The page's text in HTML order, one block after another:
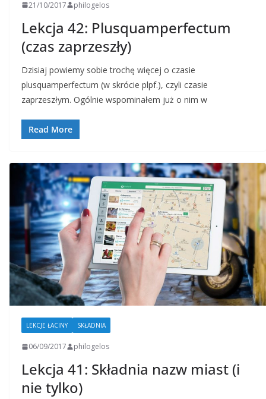
21/10/2017 philogelos
Lekcja 42: Plusquamperfectum
(czas zaprzeszły)
Dzisiaj powiemy sobie trochę więcej o czasie
plusquamperfectum (w skrócie plpf.), czyli czasie
zaprzeszłym. Ogólnie wspominałem już o nim w
Read More
LEKCJE ŁACINY SKŁADNIA
06/09/2017 philogelos
Lekcja 41: Składnia nazw miast (i
nie tylko)